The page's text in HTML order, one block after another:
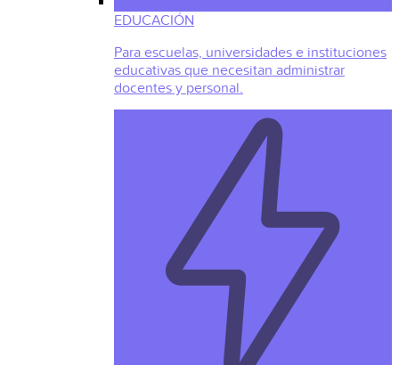
EDUCACIÓN
Para escuelas, universidades e instituciones
educativas que necesitan administrar
docentes y personal.